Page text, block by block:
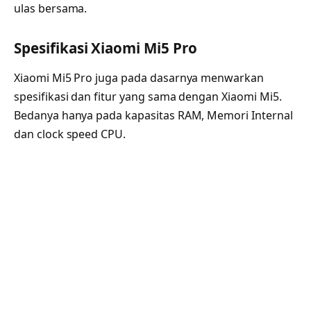
ulas bersama.
Spesifikasi Xiaomi Mi5 Pro
Xiaomi Mi5 Pro juga pada dasarnya menwarkan
spesifikasi dan fitur yang sama dengan Xiaomi Mi5.
Bedanya hanya pada kapasitas RAM, Memori Internal
dan clock speed CPU.